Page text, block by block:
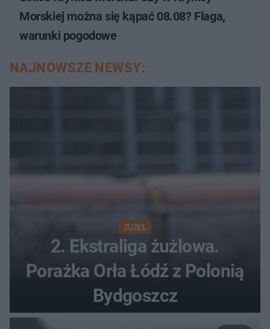
Morskiej można się kąpać 08.08? Flaga,
warunki pogodowe
NAJNOWSZE NEWSY:
ŻUŻEL
2. Ekstraliga żużlowa.
Porażka Orła Łódź z Polonią
Bydgoszcz